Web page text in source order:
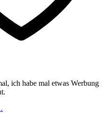
ich habe mal etwas Werbung